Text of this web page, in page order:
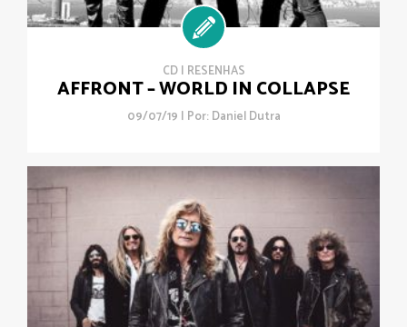
CD| RESENHAS
AFFRONT – WORLD IN COLLAPSE
09/07/19 | Por:Daniel Dutra